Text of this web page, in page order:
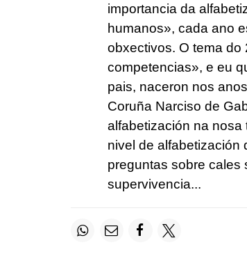
importancia da
humanos», cada ano
obxectivos. O tema
competencias», e eu
pais, naceron nos
Coruña Narciso de
alfabetización na nosa
nivel de alfabetización
preguntas sobre cales
supervivencia...